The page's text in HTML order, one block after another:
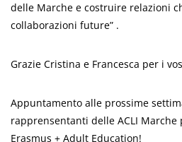
delle Marche e costruire relazioni
collaborazioni future” .
Grazie Cristina e Francesca per i
Appuntamento alle prossime
rapprensentanti delle ACLI
Erasmus + Adult Education!